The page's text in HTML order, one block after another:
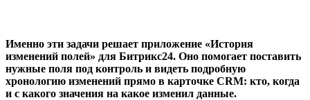
Именно эти задачи решает приложение «История
изменений полей» для Битрикс24. Оно помогает поставить
нужные поля под контроль и видеть подробную
хронологию изменений прямо в карточке CRM: кто, когда
и с какого значения на какое изменил данные.